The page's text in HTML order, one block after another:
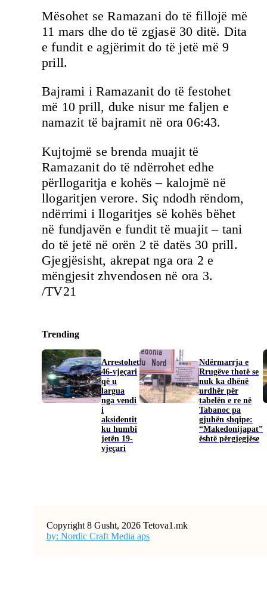
Mësohet se Ramazani do të fillojë më
11 mars dhe do të zgjasë 30 ditë. Dita
e fundit e agjërimit do të jetë më 9
prill.
Bajrami i Ramazanit do të festohet
më 10 prill, duke nisur me faljen e
namazit të bajramit në ora 06:43.
Kujtojmë se brenda muajit të
Ramazanit do të ndërrohet edhe
përllogaritja e kohës – kalojmë në
llogaritjen verore. Siç ndodh rëndom,
ndërrimi i llogaritjes së kohës bëhet
në fundjavën e fundit të muajit – tani
do të jetë në orën 2 të datës 30 prill.
Gjegjësisht, akrepat nga ora 2 e
mëngjesit zhvendosen në ora 3.
/TV21
Trending
Arrestohet
46-vjeçari
që u
largua
nga vendi
i
aksidentit
ku humbi
jetën 19-
vjeçari
Ndërmarrja e
Rrugëve thotë se
nuk ka dhënë
urdhër për
tabelën e re në
Tabanoc pa
gjuhën shqipe:
“Makedonijapat”
është përgjegjëse
Copyright 8 Gusht, 2026 Tetova1.mk
by: Nordic Craft Media aps